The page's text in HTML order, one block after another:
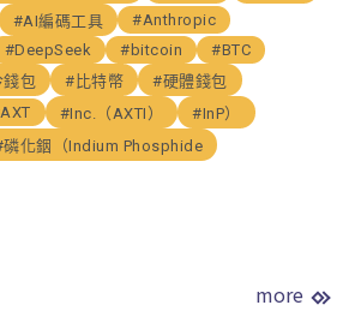
#AI編碼工具
#Anthropic
#DeepSeek #bitcoin
#BTC
錢包 #比特幣
#硬體錢包
#Inc.（AXTI）
#InP）
磷化銦（Indium Phosphide
more